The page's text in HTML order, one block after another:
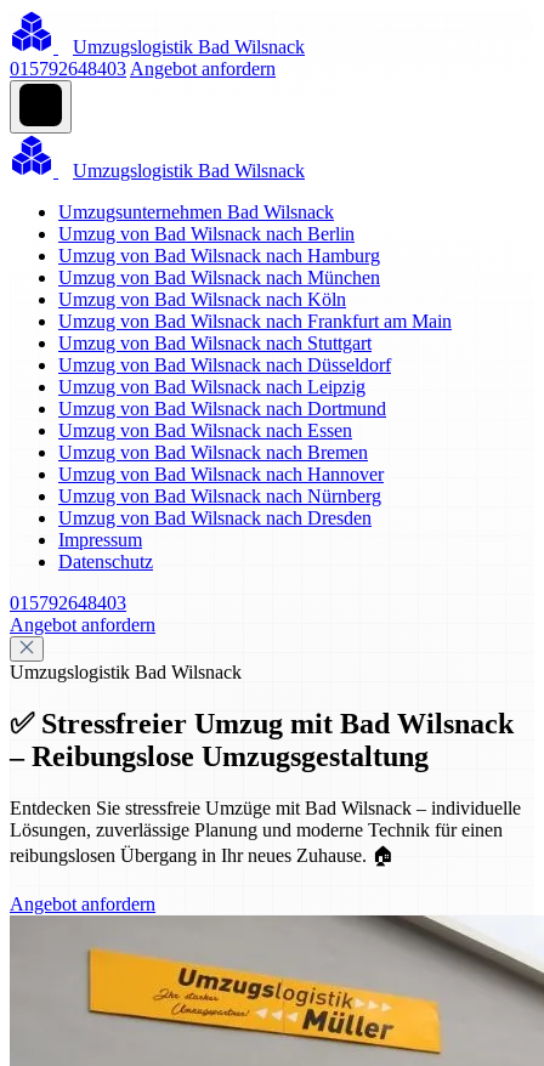
Umzugslogistik Bad Wilsnack
015792648403 Angebot anfordern
Umzugslogistik Bad Wilsnack
Umzugsunternehmen Bad Wilsnack
Umzug von Bad Wilsnack nach Berlin
Umzug von Bad Wilsnack nach Hamburg
Umzug von Bad Wilsnack nach München
Umzug von Bad Wilsnack nach Köln
Umzug von Bad Wilsnack nach Frankfurt am Main
Umzug von Bad Wilsnack nach Stuttgart
Umzug von Bad Wilsnack nach Düsseldorf
Umzug von Bad Wilsnack nach Leipzig
Umzug von Bad Wilsnack nach Dortmund
Umzug von Bad Wilsnack nach Essen
Umzug von Bad Wilsnack nach Bremen
Umzug von Bad Wilsnack nach Hannover
Umzug von Bad Wilsnack nach Nürnberg
Umzug von Bad Wilsnack nach Dresden
Impressum
Datenschutz
015792648403
Angebot anfordern
Umzugslogistik Bad Wilsnack
✅ Stressfreier Umzug mit Bad Wilsnack
– Reibungslose Umzugsgestaltung
Entdecken Sie stressfreie Umzüge mit Bad Wilsnack – individuelle
Lösungen, zuverlässige Planung und moderne Technik für einen
reibungslosen Übergang in Ihr neues Zuhause. 🏠
Angebot anfordern